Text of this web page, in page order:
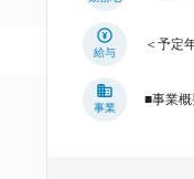
給与
＜予定
事業
■事業概